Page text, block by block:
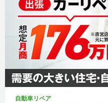
自動車リペア